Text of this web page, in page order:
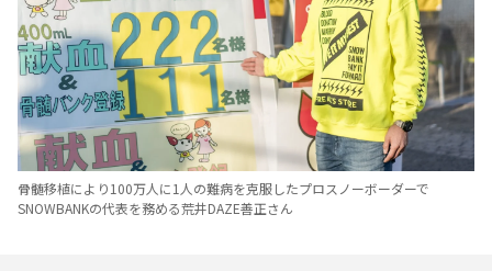
骨髄移植により100万人に1人の難病を克服したプロスノーボーダーで
SNOWBANKの代表を務める荒井DAZE善正さん